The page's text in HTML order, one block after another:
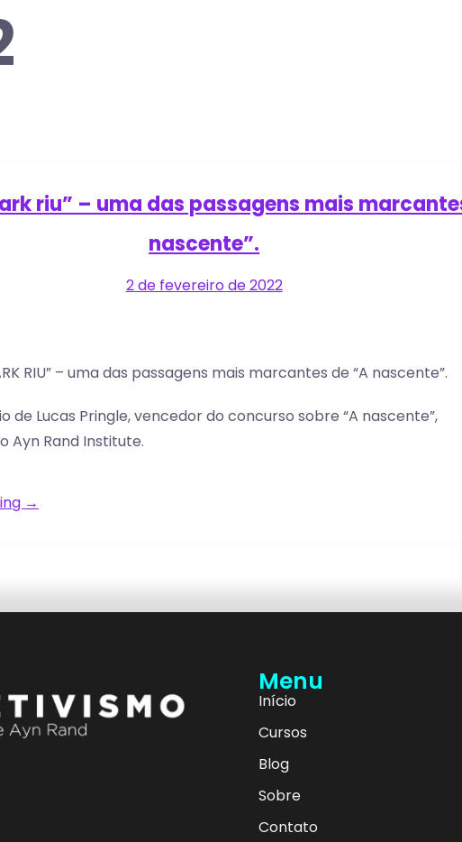
riu” – uma das passagens mais
nascente”.
2 de fevereiro de 2022
RIU” – uma das passagens mais marcantes de “A nascente”.
de Lucas Pringle, vencedor do concurso sobre “A nascente”,
Ayn Rand Institute.
→
Menu
Início
Cursos
Blog
Sobre
Contato